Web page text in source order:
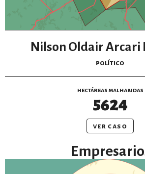
Nilson Oldair Arcari
político
hectáreas malhabidas
5624
ver caso